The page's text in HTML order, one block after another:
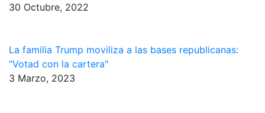
30 Octubre, 2022
La familia Trump moviliza a las bases republicanas:
"Votad con la cartera"
3 Marzo, 2023